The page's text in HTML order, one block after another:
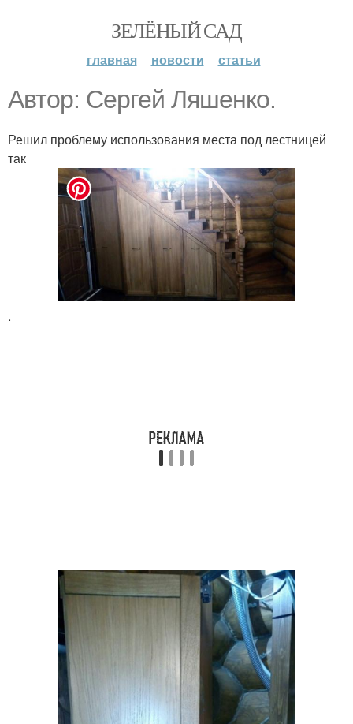
ЗЕЛЁНЫЙ САД
главная новости статьи
Автор: Сергей Ляшенко.
Решил проблему использования места под лестницей
так
.